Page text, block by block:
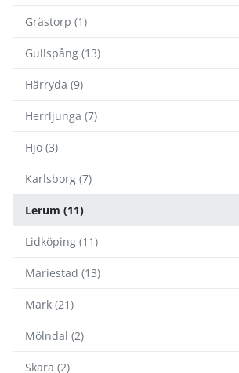
Grästorp (1)
Gullspång (13)
Härryda (9)
Herrljunga (7)
Hjo (3)
Karlsborg (7)
Lerum (11)
Lidköping (11)
Mariestad (13)
Mark (21)
Mölndal (2)
Skara (2)